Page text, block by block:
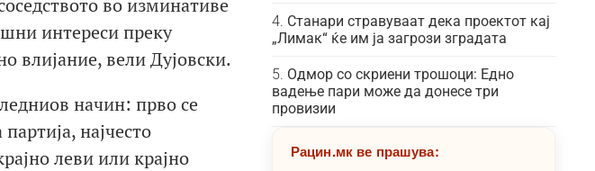
интереси преку
влијание, вели Дујовски.
начин: прво се
најчесто
леви или крајно
Станари стравуваат дека проектот кај
„Лимак“ ќе им ја загрози зградата
Одмор со скриени трошоци: Едно
вадење пари може да донесе три
провизии
Рацин.мк ве прашува: